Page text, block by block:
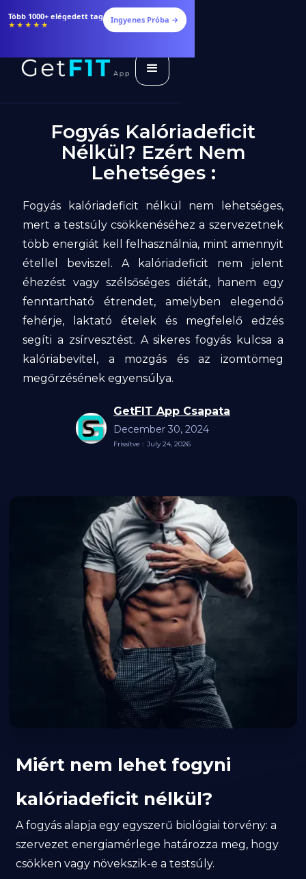
Több 1000+ elégedett tag
★★★★★ Ingyenes Próba →
Fogyás Kalóriadeficit
Nélkül? Ezért Nem
Lehetséges :
Fogyás kalóriadeficit nélkül nem lehetséges,
mert a testsúly csökkenéséhez a szervezetnek
több energiát kell felhasználnia, mint amennyit
étellel beviszel. A kalóriadeficit nem jelent
éhezést vagy szélsőséges diétát, hanem egy
fenntartható étrendet, amelyben elegendő
fehérje, laktató ételek és megfelelő edzés
segíti a zsírvesztést. A sikeres fogyás kulcsa a
kalóriabevitel, a mozgás és az izomtömeg
megőrzésének egyensúlya.
GetFIT App Csapata
December 30, 2024
Frissítve : July 24, 2026
Miért nem lehet fogyni
kalóriadeficit nélkül?
A fogyás alapja egy egyszerű biológiai törvény: a
szervezet energiamérlege határozza meg, hogy
csökken vagy növekszik-e a testsúly.